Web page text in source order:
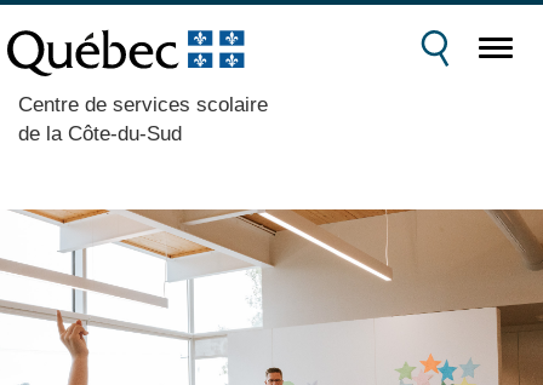
Centre de services scolaire
de la Côte-du-Sud